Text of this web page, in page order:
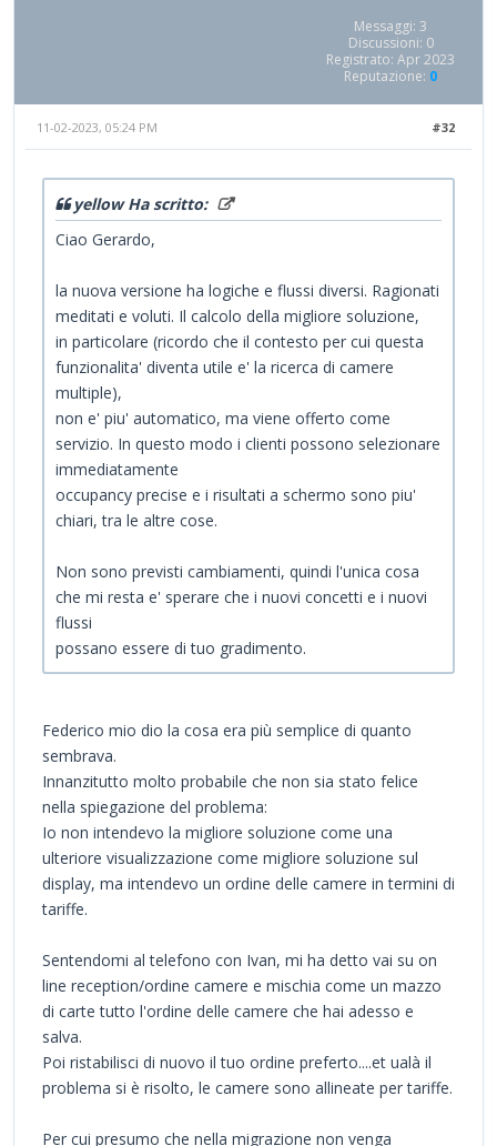
Messaggi: 3
Discussioni: 0
Registrato: Apr 2023
Reputazione: 0
#32
11-02-2023, 05:24 PM
yellow Ha scritto:
Ciao Gerardo,
la nuova versione ha logiche e flussi diversi. Ragionati
meditati e voluti. Il calcolo della migliore soluzione,
in particolare (ricordo che il contesto per cui questa
funzionalita' diventa utile e' la ricerca di camere
multiple),
non e' piu' automatico, ma viene offerto come
servizio. In questo modo i clienti possono selezionare
immediatamente
occupancy precise e i risultati a schermo sono piu'
chiari, tra le altre cose.
Non sono previsti cambiamenti, quindi l'unica cosa
che mi resta e' sperare che i nuovi concetti e i nuovi
flussi
possano essere di tuo gradimento.
Federico mio dio la cosa era più semplice di quanto
sembrava.
Innanzitutto molto probabile che non sia stato felice
nella spiegazione del problema:
Io non intendevo la migliore soluzione come una
ulteriore visualizzazione come migliore soluzione sul
display, ma intendevo un ordine delle camere in termini di
tariffe.
Sentendomi al telefono con Ivan, mi ha detto vai su on
line reception/ordine camere e mischia come un mazzo
di carte tutto l'ordine delle camere che hai adesso e
salva.
Poi ristabilisci di nuovo il tuo ordine preferto....et ualà il
problema si è risolto, le camere sono allineate per tariffe.
Per cui presumo che nella migrazione non venga